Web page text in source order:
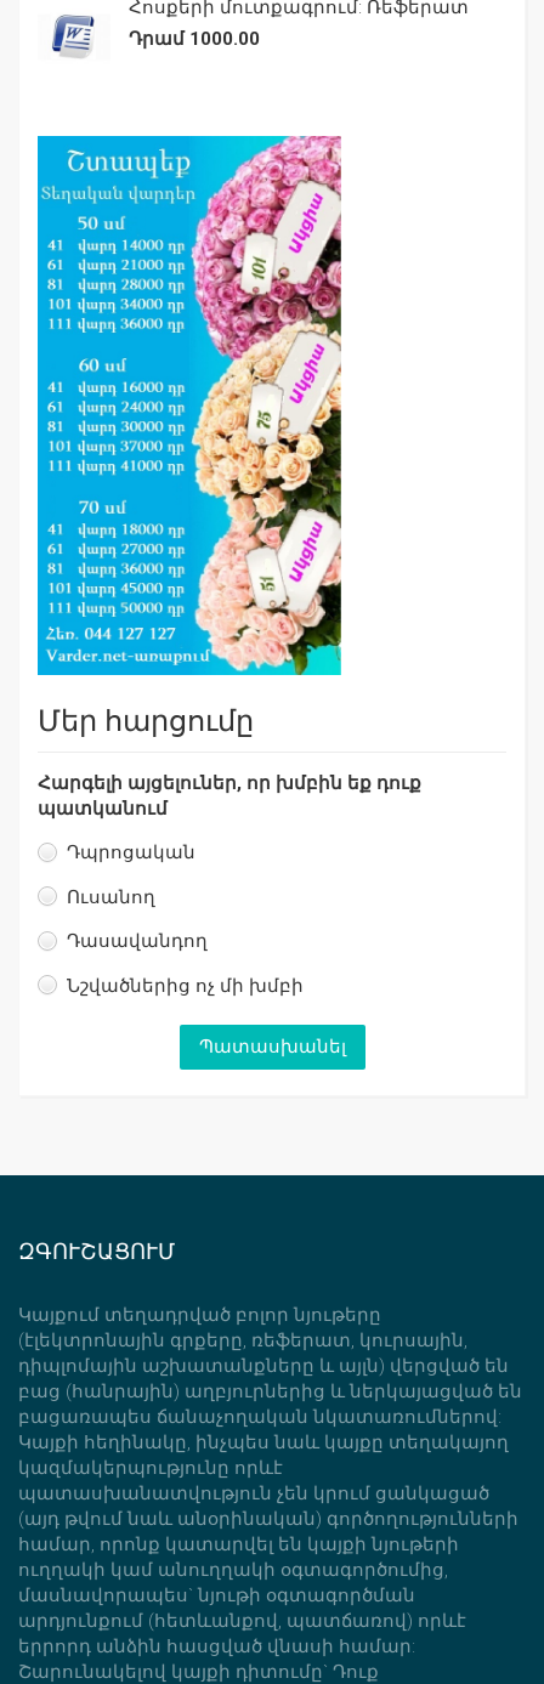
Հոսքերի մուտքագրում: Ռեֆերատ
Դրամ 1000.00
Մեր հարցումը
Հարգելի այցելուներ, որ խմբին եք դուք
պատկանում
Դպրոցական
Ուսանող
Դասավանդող
Նշվածներից ոչ մի խմբի
ԶԳՈՒՇԱՑՈՒՄ
Կայքում տեղադրված բոլոր նյութերը
(էլեկտրոնային գրքերը, ռեֆերատ, կուրսային,
դիպլոմային աշխատանքները և այլն) վերցված են
բաց (հանրային) աղբյուրներից և ներկայացված են
բացառապես ճանաչողական նկատառումներով:
Կայքի հեղինակը, ինչպես նաև կայքը տեղակայող
կազմակերպությունը որևէ
պատասխանատվություն չեն կրում ցանկացած
(այդ թվում նաև անօրինական) գործողությունների
համար, որոնք կատարվել են կայքի նյութերի
ուղղակի կամ անուղղակի օգտագործումից,
մասնավորապես` նյութի օգտագործման
արդյունքում (հետևանքով, պատճառով) որևէ
երրորդ անձին հասցված վնասի համար:
Շարունակելով կայքի դիտումը` Դուք